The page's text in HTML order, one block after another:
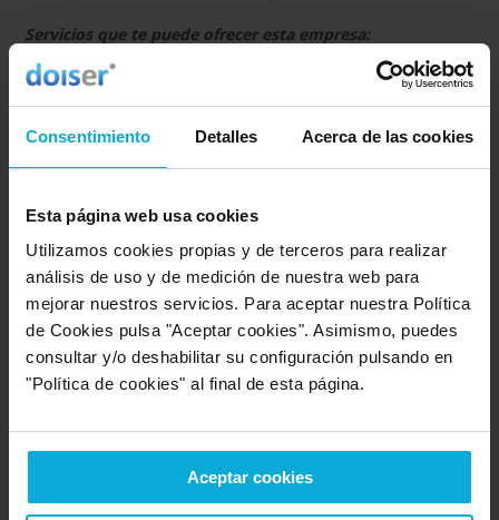
Consentimiento Detalles Acerca de las cookies
Esta página web usa cookies
Utilizamos cookies propias y de terceros para realizar
análisis de uso y de medición de nuestra web para
mejorar nuestros servicios. Para aceptar nuestra Política
de Cookies pulsa "Aceptar cookies". Asimismo, puedes
consultar y/o deshabilitar su configuración pulsando en
"Política de cookies" al final de esta página.
Aceptar cookies
Servicios que te puede ofrecer esta empresa:
Venta de coches nuevos y de ocasión.
Venta de vehículos comerciales nuevos y de ocasión.
Renting de coches.
Empresa relacionada con la categoría: Renting de
coches
Ir a Renting de coches
Ubicación de Gil Automoción